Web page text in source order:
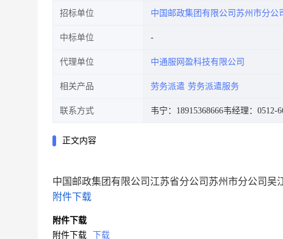
招标单位 中国邮政集团有限公司苏州市分公
中标单位
代理单位 中通服网盈科技有限公司
相关产品 劳务派遣 劳务派遣服务
联系方式 韦宁：18915368666韦经理：0512-
正文内容
中国邮政集团有限公司江苏省分公司苏州市分公司吴
附件下载
附件下载
附件下载
下载